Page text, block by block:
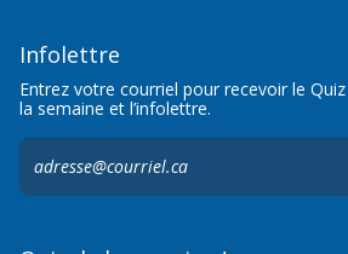
Infolettre
Entrez votre courriel pour recevoir le
la semaine et l’infolettre.